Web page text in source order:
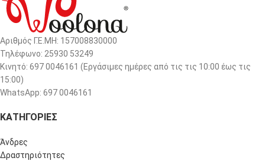
Αριθμός Γ.Ε.ΜΗ: 157008830000
Τηλέφωνο: 25930 53249
Κινητό: 697 0046161 (Eργάσιμες ημέρες από τις τις 10:00 έως τις
15:00)
WhatsApp: 697 0046161
ΚΑΤΗΓΟΡΙΕΣ
Άνδρες
Δραστηριότητες